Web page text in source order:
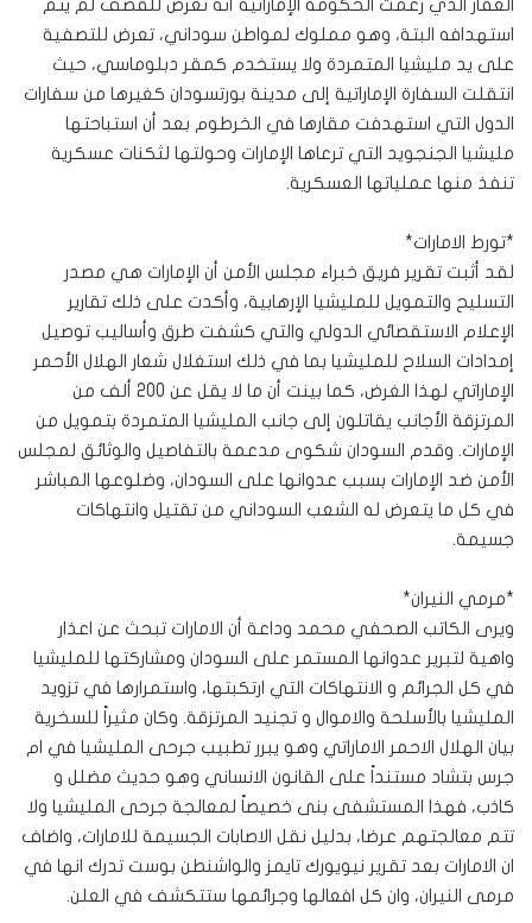
العقار الذي زعمت الحكومة الإماراتية أنه تعرض للقصف لم يتم
استهدافه البتة، وهو مملوك لمواطن سوداني، تعرض للتصفية
على يد مليشيا المتمردة ولا يستخدم كمقر دبلوماسي، حيث
انتقلت السفارة الإماراتية إلى مدينة بورتسودان كغيرها من سفارات
الدول التي استهدفت مقارها في الخرطوم بعد أن استباحتها
مليشيا الجنجويد التي ترعاها الإمارات وحولتها لثكنات عسكرية
تنفذ منها عملياتها العسكرية.
*تورط الامارات*
لقد أثبت تقرير فريق خبراء مجلس الأمن أن الإمارات هي مصدر
التسليح والتمويل للمليشيا الإرهابية، وأكدت على ذلك تقارير
الإعلام الاستقصائي الدولي والتي كشفت طرق وأساليب توصيل
إمدادات السلاح للمليشيا بما في ذلك استغلال شعار الهلال الأحمر
الإماراتي لهذا الغرض، كما بينت أن ما لا يقل عن 200 ألف من
المرتزقة الأجانب يقاتلون إلى جانب المليشيا المتمردة بتمويل من
الإمارات. وقدم السودان شكوى مدعمة بالتفاصيل والوثائق لمجلس
الأمن ضد الإمارات بسبب عدوانها على السودان، وضلوعها المباشر
في كل ما يتعرض له الشعب السوداني من تقتيل وانتهاكات
جسيمة.
*مرمي النيران*
ويرى الكاتب الصحفي محمد وداعة أن الامارات تبحث عن اعذار
واهية لتبرير عدوانها المستمر على السودان ومشاركتها للمليشيا
في كل الجرائم و الانتهاكات التي ارتكبتها، واستمرارها في تزويد
المليشيا بالأسلحة والاموال و تجنيد المرتزقة. وكان مثيراً للسخرية
بيان الهلال الاحمر الاماراتي وهو يبرر تطبيب جرحى المليشيا في ام
جرس بتشاد مستنداً على القانون الانساني وهو حديث مضلل و
كاذب، فهذا المستشفى بنى خصيصاً لمعالجة جرحى المليشيا ولا
تتم معالجتهم عرضا، بدليل نقل الاصابات الجسيمة للامارات، واضاف
ان الامارات بعد تقرير نيويورك تايمز والواشنطن بوست تدرك انها في
مرمى النيران، وان كل افعالها وجرائمها ستتكشف في العلن.